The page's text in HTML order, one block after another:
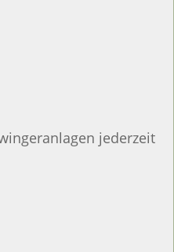
jederzeit